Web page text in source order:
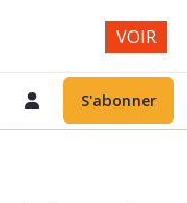
S'abonner
VOIR